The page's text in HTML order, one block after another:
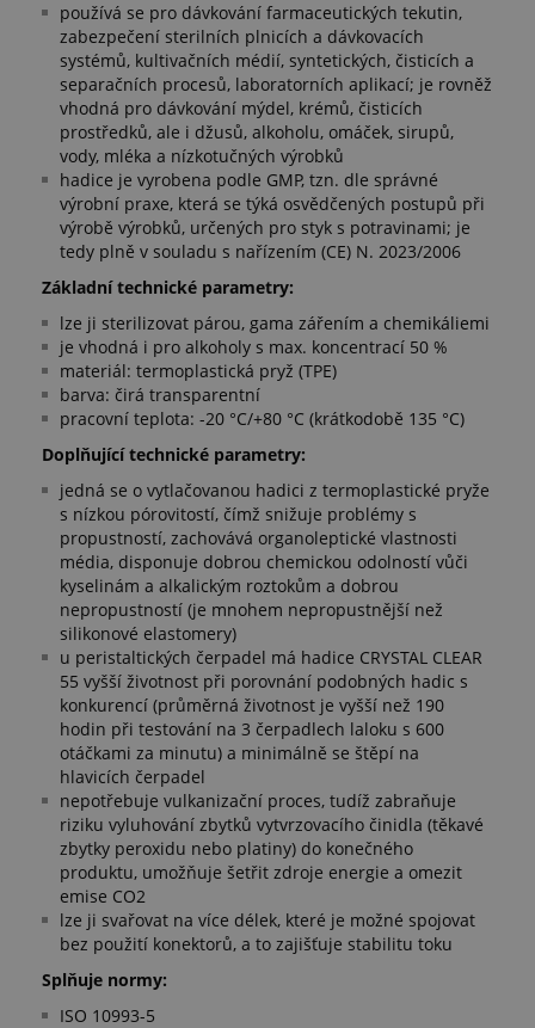
používá se pro dávkování farmaceutických tekutin,
zabezpečení sterilních plnicích a dávkovacích
systémů, kultivačních médií, syntetických, čisticích a
separačních procesů, laboratorních aplikací; je rovněž
vhodná pro dávkování mýdel, krémů, čisticích
prostředků, ale i džusů, alkoholu, omáček, sirupů,
vody, mléka a nízkotučných výrobků
hadice je vyrobena podle GMP, tzn. dle správné
výrobní praxe, která se týká osvědčených postupů při
výrobě výrobků, určených pro styk s potravinami; je
tedy plně v souladu s nařízením (CE) N. 2023/2006
Základní technické parametry:
lze ji sterilizovat párou, gama zářením a chemikáliemi
je vhodná i pro alkoholy s max. koncentrací 50 %
materiál: termoplastická pryž (TPE)
barva: čirá transparentní
pracovní teplota: -20 °C/+80 °C (krátkodobě 135 °C)
Doplňující technické parametry:
jedná se o vytlačovanou hadici z termoplastické pryže
s nízkou pórovitostí, čímž snižuje problémy s
propustností, zachovává organoleptické vlastnosti
média, disponuje dobrou chemickou odolností vůči
kyselinám a alkalickým roztokům a dobrou
nepropustností (je mnohem nepropustnější než
silikonové elastomery)
u peristaltických čerpadel má hadice CRYSTAL CLEAR
55 vyšší životnost při porovnání podobných hadic s
konkurencí (průměrná životnost je vyšší než 190
hodin při testování na 3 čerpadlech laloku s 600
otáčkami za minutu) a minimálně se štěpí na
hlavicích čerpadel
nepotřebuje vulkanizační proces, tudíž zabraňuje
riziku vyluhování zbytků vytvrzovacího činidla (těkavé
zbytky peroxidu nebo platiny) do konečného
produktu, umožňuje šetřit zdroje energie a omezit
emise CO2
lze ji svařovat na více délek, které je možné spojovat
bez použití konektorů, a to zajišťuje stabilitu toku
Splňuje normy:
ISO 10993-5